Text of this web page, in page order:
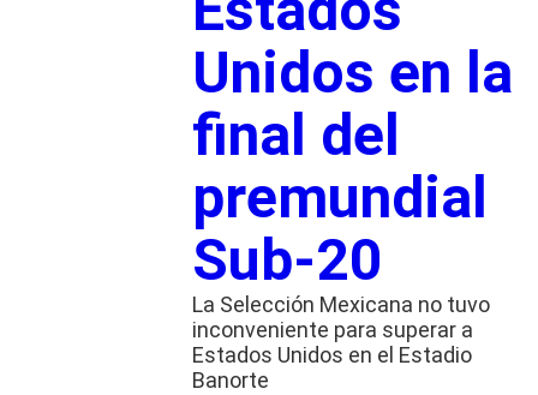
Unidos en la
final del
premundial
Sub-20
La Selección Mexicana no tuvo
inconveniente para superar a
Estados Unidos en el Estadio
Banorte